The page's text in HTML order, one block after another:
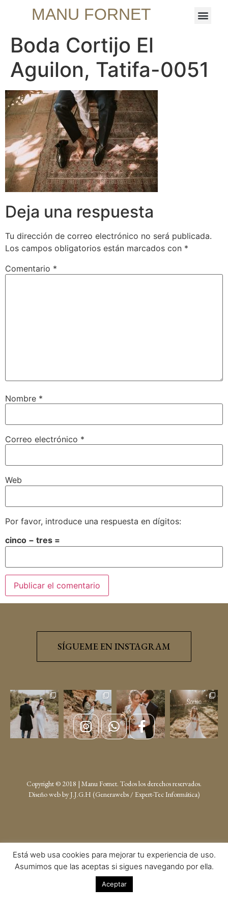
MANU FORNET
Boda Cortijo El
Aguilon, Tatifa-0051
Deja una respuesta
Tu dirección de correo electrónico no será publicada.
Los campos obligatorios están marcados con *
Comentario *
Nombre *
Correo electrónico *
Web
Por favor, introduce una respuesta en dígitos:
cinco − tres =
SÍGUEME EN INSTAGRAM
Copyright © 2018 | Manu Fornet. Todos los derechos reservados.
Diseño web byJ.J.G.H (Generawebs / Expert-Tec Informática)
Está web usa cookies para mejorar tu experiencia de uso.
Asumimos que las aceptas si sigues navegando por ella.
Aceptar